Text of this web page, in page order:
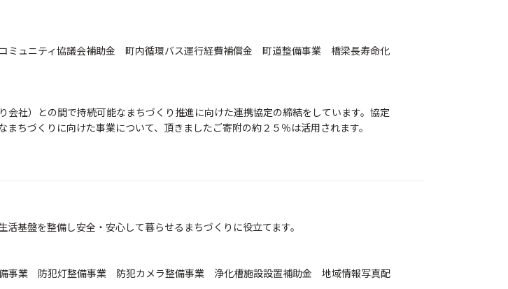
ミュニティ協議会補助金 町内循環バス運行経費補償金 町道整備事業 橋梁長寿命化
会社）との間で持続可能なまちづくり推進に向けた連携協定の締結をしています。協定
ちづくりに向けた事業について、頂きましたご寄附の約２５％は活用されます。
基盤を整備し安全・安心して暮らせるまちづくりに役立てます。
事業 防犯灯整備事業 防犯カメラ整備事業 浄化槽施設設置補助金 地域情報写真配